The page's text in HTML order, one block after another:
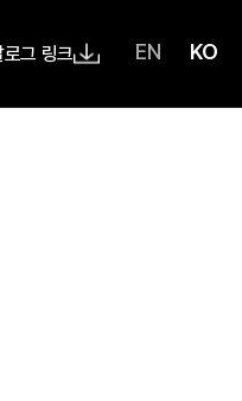
로그 링크 EN KO